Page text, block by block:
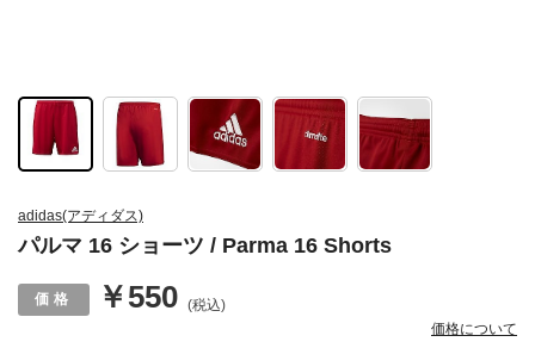
adidas(アディダス)
パルマ 16 ショーツ / Parma 16 Shorts
￥550 (税込)
価格について